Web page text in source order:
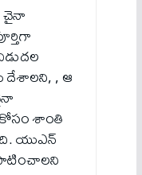
చైనా
దేశాల‌ని, , ఆ
శాంతి
యుఎన్